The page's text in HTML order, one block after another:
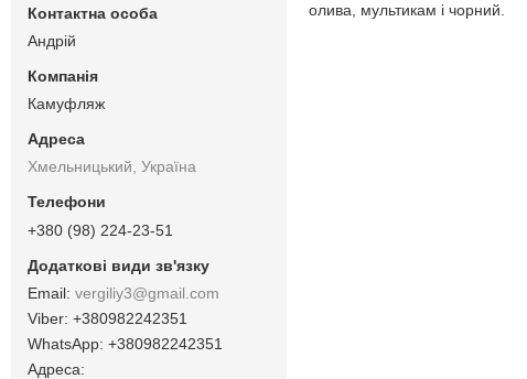
олива, мультикам і чорний.
Андрій
Камуфляж
Хмельницький, Україна
+380 (98) 224-23-51
vergiliy3@gmail.com
+380982242351
+380982242351
Адреса